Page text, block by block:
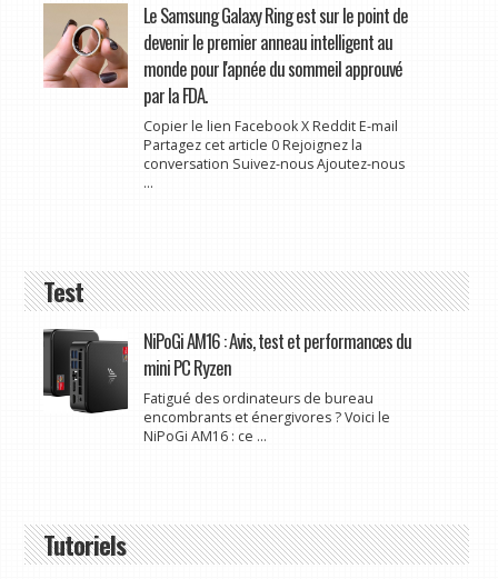
Le Samsung Galaxy Ring est sur le point de
devenir le premier anneau intelligent au
monde pour l'apnée du sommeil approuvé
par la FDA.
Copier le lien Facebook X Reddit E-mail
Partagez cet article 0 Rejoignez la
conversation Suivez-nous Ajoutez-nous
...
Test
NiPoGi AM16 : Avis, test et performances du
mini PC Ryzen
Fatigué des ordinateurs de bureau
encombrants et énergivores ? Voici le
NiPoGi AM16 : ce ...
Tutoriels